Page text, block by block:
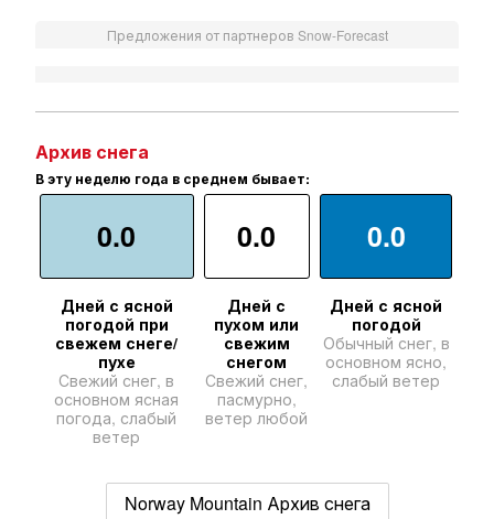
Предложения от партнеров Snow-Forecast
Архив снега
В эту неделю года в среднем бывает:
0.0
Дней с ясной
погодой при
свежем снеге/
пухе
Свежий снег, в
основном ясная
погода, слабый
ветер
0.0
Дней с
пухом или
свежим
снегом
Свежий снег,
пасмурно,
ветер любой
0.0
Дней с ясной
погодой
Обычный снег, в
основном ясно,
слабый ветер
Norway Mountain Архив снега